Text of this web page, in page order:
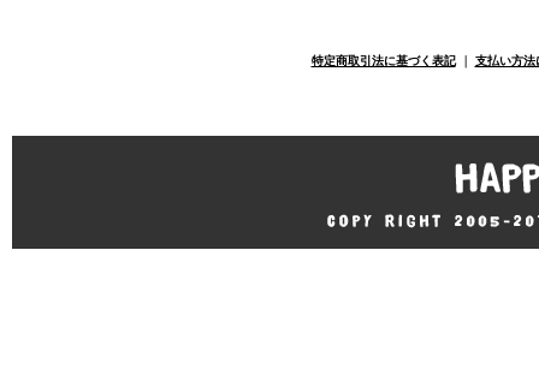
特定商取引法に基づく表記｜ 支払い方法